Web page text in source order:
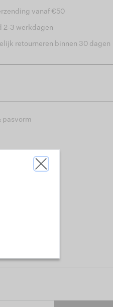
vanaf €50
2-3 werkdagen
retourneren binnen 30 dagen
pasvorm